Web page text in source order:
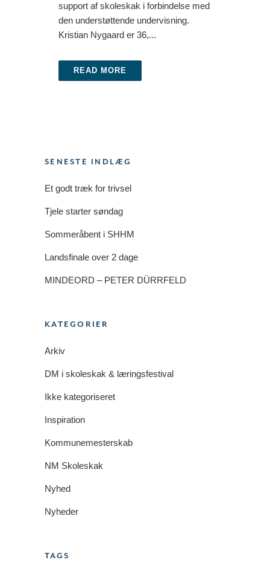
support af skoleskak i forbindelse med
den understøttende undervisning.
Kristian Nygaard er 36,...
READ MORE
SENESTE INDLÆG
Et godt træk for trivsel
Tjele starter søndag
Sommeråbent i SHHM
Landsfinale over 2 dage
MINDEORD – PETER DÜRRFELD
KATEGORIER
Arkiv
DM i skoleskak & læringsfestival
Ikke kategoriseret
Inspiration
Kommunemesterskab
NM Skoleskak
Nyhed
Nyheder
TAGS